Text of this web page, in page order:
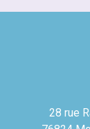
28 rue